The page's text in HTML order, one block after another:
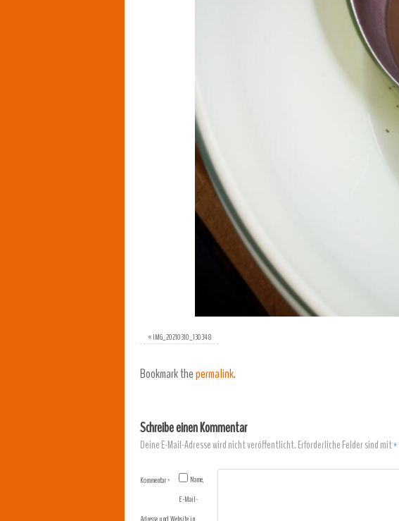
«IMG_20210310_130348
Bookmark thepermalink.
Schreibe einen Kommentar
Deine E-Mail-Adresse wird nicht veröffentlicht.Erforderliche Felder sind mit*
Kommentar*
Name,
E-Mail-